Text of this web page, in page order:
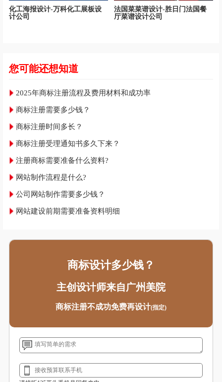
化工海报设计-万科化工展板设
计公司
法国菜菜谱设计-胜日门法国餐
厅菜谱设计公司
您可能还想知道
2025年商标注册流程及费用材料和成功率
商标注册需要多少钱？
商标注册时间多长？
商标注册受理通知书多久下来？
注册商标需要准备什么资料?
网站制作流程是什么?
公司网站制作需要多少钱？
网站建设前期需要准备资料明细
商标设计多少钱？
主创设计师来自广州美院
商标注册不成功免费再设计(指定)